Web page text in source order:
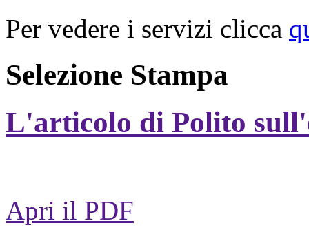
Per vedere i servizi clicca
Selezione Stampa
L'articolo di Polito
Apri il PDF